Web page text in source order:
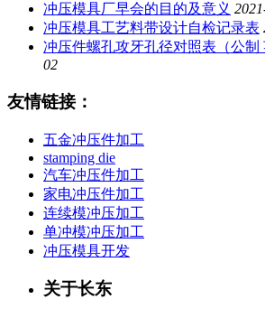
冲压模具厂早会的目的及意义
冲压模具工艺料带设计自检记录表
冲压件螺孔攻牙孔径对照表（公制
02
友情链接：
五金冲压件加工
stamping die
汽车冲压件加工
家电冲压件加工
连续模冲压加工
单冲模冲压加工
冲压模具开发
关于长东